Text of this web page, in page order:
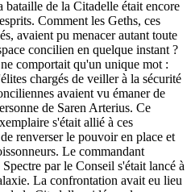
bataille de la Citadelle était encore
Comment les Geths, ces
avaient pu menacer autant toute
concilien en quelque instant ?
comportait qu'un unique mot :
chargés de veiller à la sécurité
avaient vu émaner de
de Saren Arterius. Ce
s'était allié à ces
renverser le pouvoir en place et
Le commandant
par le Conseil s'était lancé à
La confrontation avait eu lieu